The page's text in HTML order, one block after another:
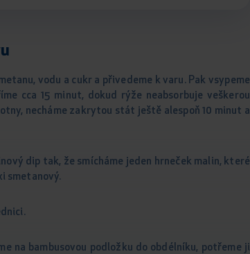
vodu a cukr a přivedeme k varu. Pak vsypeme
cca 15 minut, dokud rýže neabsorbuje veškerou
necháme zakrytou stát ještě alespoň 10 minut a
dip tak, že smícháme jeden hrneček malin, které
smetanový.
na bambusovou podložku do obdélníku, potřeme ji